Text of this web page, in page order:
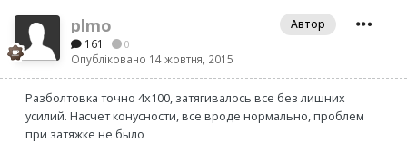
plmo
161 0
Опубліковано 14 жовтня, 2015
Автор
Разболтовка точно 4х100, затягивалось все без лишних
усилий. Насчет конусности, все вроде нормально, проблем
при затяжке не было